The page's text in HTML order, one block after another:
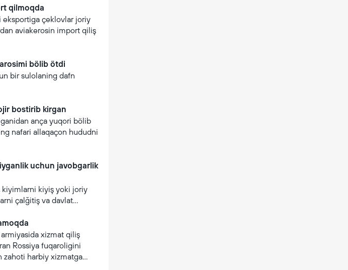
qilmoqda
çeklovlar joriy
aviakerosin import qiliş
bölib ötdi
bir sulolaning dafn
bostirib kirgan
ança yuqori bölib
nafari allaqaçon hududni
uchun javobgarlik
kiyimlarni kiyiş yoki joriy
çalğitiş va davlat
oldini olişga qaratilgan.
xizmat qiliş
Rossiya fuqaroligini
zahoti harbiy xizmatga